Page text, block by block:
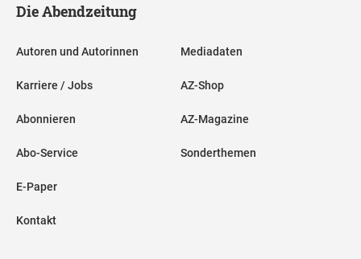
Die Abendzeitung
Autoren und Autorinnen
Karriere / Jobs
Abonnieren
Abo-Service
E-Paper
Kontakt
Mediadaten
AZ-Shop
AZ-Magazine
Sonderthemen